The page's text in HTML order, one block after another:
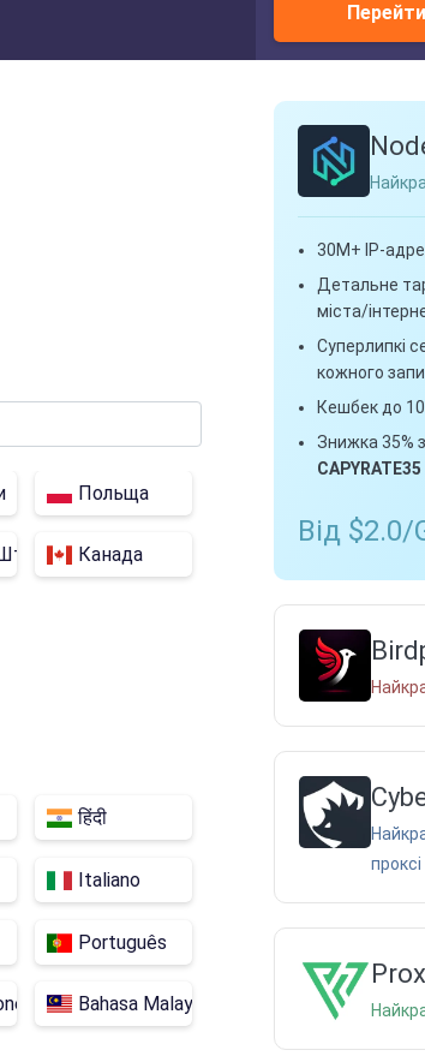
Польща
Канада
हिंदी
Italiano
Português
Bahasa Malaysia
30M+ IP-
Детальне
міста/
Суперлипкі
кожного
Кешбек до
Знижка 35%
CAPYRATE35
Від $2.0/
проксі